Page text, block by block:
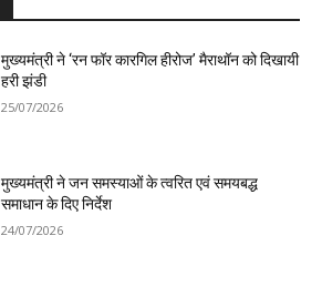
मुख्यमंत्री ने ‘रन फॉर कारगिल हीरोज’ मैराथॉन को दिखायी
हरी झंडी
25/07/2026
मुख्यमंत्री ने जन समस्याओं के त्वरित एवं समयबद्ध
समाधान के दिए निर्देश
24/07/2026